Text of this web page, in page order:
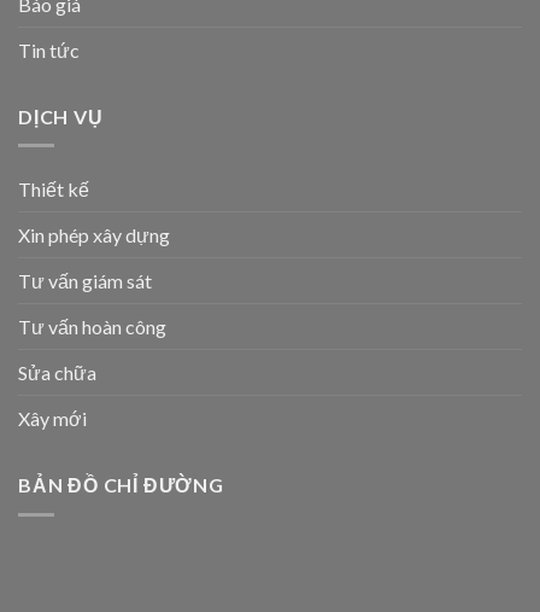
Tin tức
DỊCH VỤ
Thiết kế
Xin phép xây dựng
Tư vấn giám sát
Tư vấn hoàn công
Sửa chữa
Xây mới
BẢN ĐỒ CHỈ ĐƯỜNG